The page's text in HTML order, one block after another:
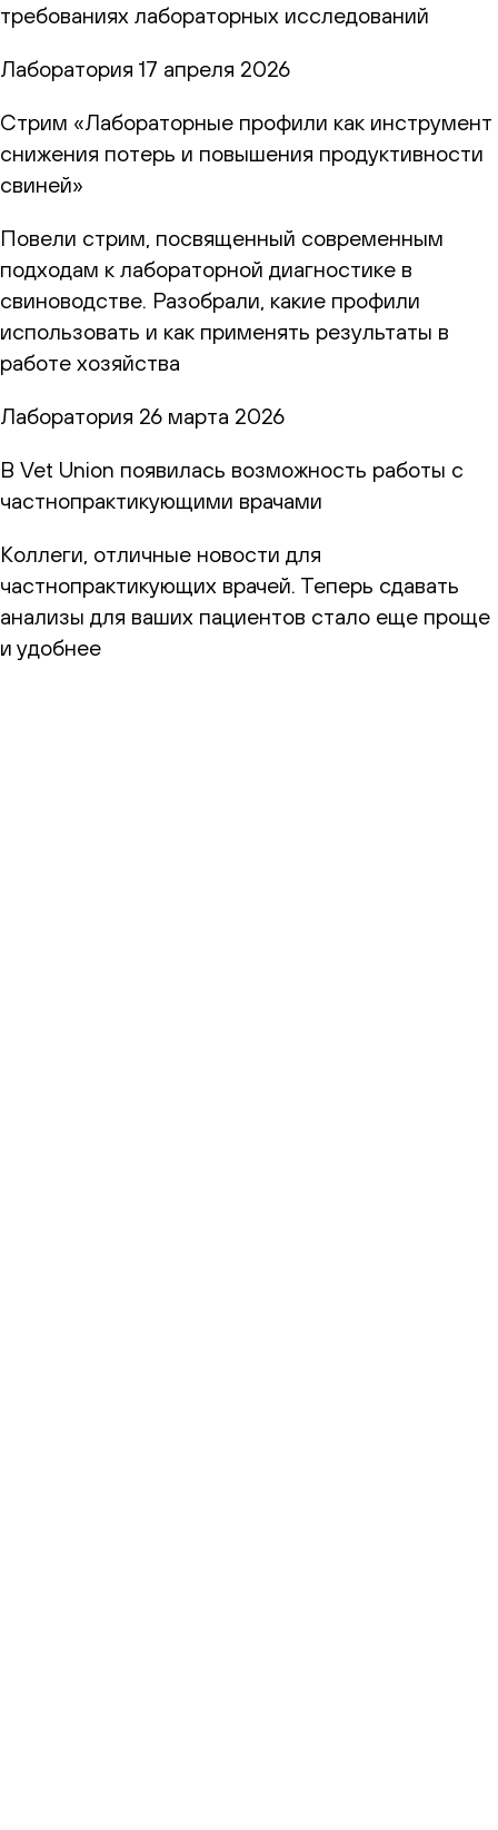
требованиях лабораторных исследований
Лаборатория 17 апреля 2026
Стрим «Лабораторные профили как инструмент
снижения потерь и повышения продуктивности
свиней»
Повели стрим, посвященный современным
подходам к лабораторной диагностике в
свиноводстве. Разобрали, какие профили
использовать и как применять результаты в
работе хозяйства
Лаборатория 26 марта 2026
В Vet Union появилась возможность работы с
частнопрактикующими врачами
Коллеги, отличные новости для
частнопрактикующих врачей. Теперь сдавать
анализы для ваших пациентов стало еще проще
и удобнее